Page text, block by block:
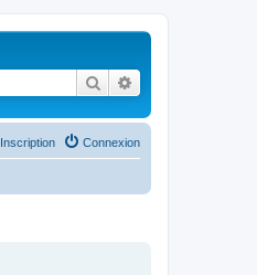
Rechercher
Connexion
Inscription